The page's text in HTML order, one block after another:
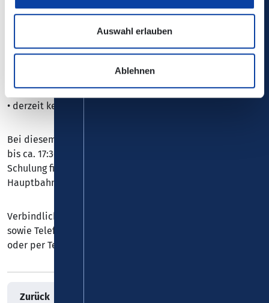
Auswahl erlauben
Ablehnen
13:00 Uhr im Hauptbahnhof Koblenz.
Anschließend besteht die Möglichkeit einer kostenlosen
Termin am Nachmittag:
• derzeit keine in Planung
Bei diesem Termin findet die Ticket-Schulung von 16:00
bis ca. 17:30 Uhr wie vor beim VRM statt; die Automaten-
Schulung findet im Anschluss oder nach Vereinbarung im
Hauptbahnhof Koblenz statt.
Verbindliche Anmeldung mit Namens- und Adressangabe
sowie Telefonnummer an
oder per Telefon 0261.30355-37.
Zurück